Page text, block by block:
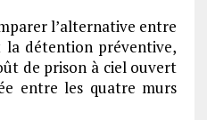
l’alternative entre
détention préventive,
de prison à ciel ouvert
entre les quatre murs